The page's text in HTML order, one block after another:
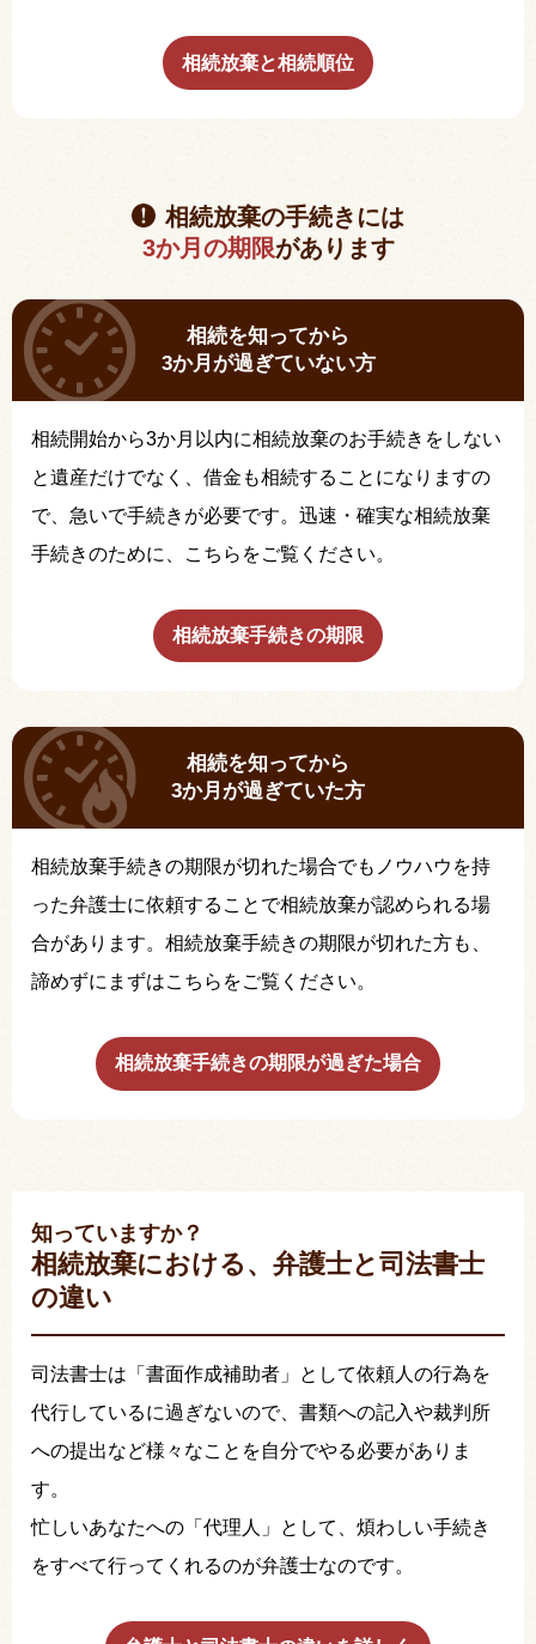
相続放棄と相続順位
相続放棄の手続きには
3か月の期限があります
相続を知ってから
3か月が過ぎていない方
相続開始から3か月以内に相続放棄のお手続きをしない
と遺産だけでなく、借金も相続することになりますの
で、急いで手続きが必要です。迅速・確実な相続放棄
手続きのために、こちらをご覧ください。
相続放棄手続きの期限
相続を知ってから
3か月が過ぎていた方
相続放棄手続きの期限が切れた場合でもノウハウを持
った弁護士に依頼することで相続放棄が認められる場
合があります。相続放棄手続きの期限が切れた方も、
諦めずにまずはこちらをご覧ください。
相続放棄手続きの期限が過ぎた場合
知っていますか？
相続放棄における、弁護士と司法書士
の違い
司法書士は「書面作成補助者」として依頼人の行為を
代行しているに過ぎないので、書類への記入や裁判所
への提出など様々なことを自分でやる必要がありま
す。
忙しいあなたへの「代理人」として、煩わしい手続き
をすべて行ってくれるのが弁護士なのです。